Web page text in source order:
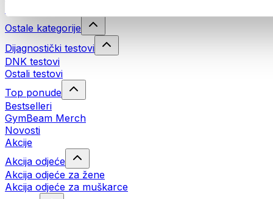
Ostale kategorije
Dijagnostički testovi
DNK testovi
Ostali testovi
Top ponude
Bestselleri
GymBeam Merch
Novosti
Akcije
Akcija odjeće
Akcija odjeće za žene
Akcija odjeće za muškarce